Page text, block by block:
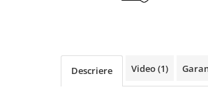
Boxe portabile, cu bluetooth
Cabluri de incarcare
Descriere Video(1)